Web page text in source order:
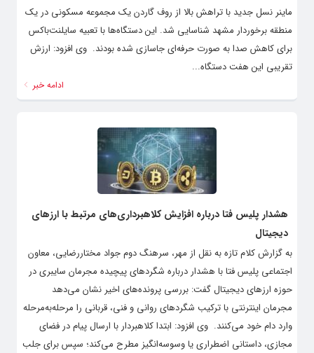
ماینر نسل جدید با تراهش بالا از روف گاردن یک مجموعه مسکونی در یک
منطقه برخوردار مشهد شناسایی شد. این دستگاه‌ها با تعبیه سایلنت‌باکس
برای کاهش صدا به‌ صورت حرفه‌ای جاسازی شده بودند. ‌ وی افزود: ارزش
تقریبی این هفت دستگاه...
ادامه خبر
هشدار پلیس فتا درباره افزایش کلاهبرداری‌های مرتبط با ارزهای
دیجیتال
به گزارش کلام تازه به نقل از مهر، سرهنگ دوم جواد مختاررضایی، معاون
اجتماعی پلیس فتا با هشدار درباره شگردهای پیچیده مجرمان سایبری در
حوزه ارزهای دیجیتال گفت: بررسی پرونده‌های اخیر نشان می‌دهد
مجرمان اینترنتی با ترکیب شگردهای روانی و فنی، قربانی را مرحله‌به‌مرحله
وارد دام خود می‌کنند. ‌ وی افزود: ابتدا کلاهبردار با ارسال پیام در فضای
مجازی، داستانی اضطراری یا وسوسه‌انگیز مطرح می‌کند؛ سپس برای جلب